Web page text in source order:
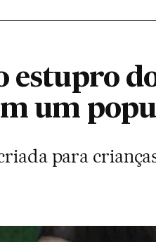
estupro
um
para